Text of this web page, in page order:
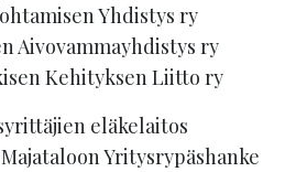
Yhdistys ry
Aivovammayhdistys ry
Kehityksen Liitto ry
eläkelaitos
Yritysrypäshanke